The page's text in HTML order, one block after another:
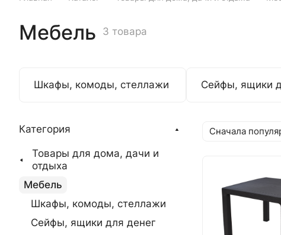
Мебель 3 товара
Шкафы, комоды, стеллажи Сейфы, ящики
Сначала
Категория
Товары для дома, дачи и
отдыха
Мебель
Шкафы, комоды, стеллажи
Сейфы, ящики для денег